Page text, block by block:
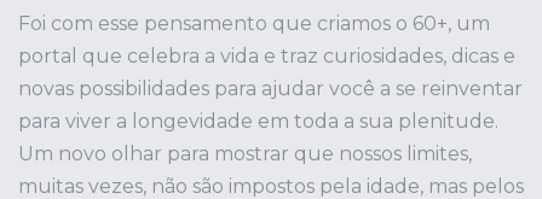
Foi com esse pensamento que criamos o 60+, um
portal que celebra a vida e traz curiosidades, dicas e
novas possibilidades para ajudar você a se reinventar
para viver a longevidade em toda a sua plenitude.
Um novo olhar para mostrar que nossos limites,
muitas vezes, não são impostos pela idade, mas pelos